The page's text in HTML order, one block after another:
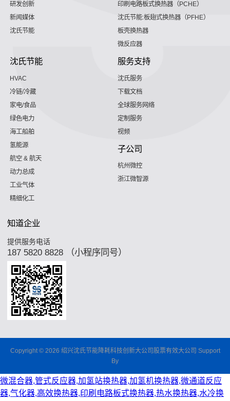
研发创新
新闻媒体
沈氏节能
印刷电路板式换热器（PCHE）
沈氏节能:板翅式换热器（PFHE）
板壳换热器
微反应器
沈氏节能
HVAC
冷链/冷藏
家电/食品
绿色电力
海工船舶
氢能源
航空 & 航天
动力总成
工业气体
精细化工
服务支持
沈氏服务
下载文档
全球服务网络
定制服务
视频
子公司
杭州微控
浙江微智源
知道企业
提供服务电话
187 5820 8828 （小程序同号）
Copyright © 2026 绍兴沈氏节能降耗科技创新大公司股票有效大公司 Support
By
微混合器,管式反应器,加氢站换热器,加氢机换热器,微通道反应
器,气化器,高效换热器,印刷电路板式换热器,热水换热器,水冷换